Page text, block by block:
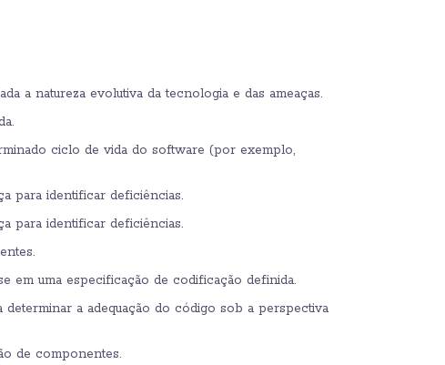
a natureza evolutiva da tecnologia e das ameaças.
ciclo de vida do software (por exemplo,
para identificar deficiências.
para identificar deficiências.
em uma especificação de codificação definida.
a adequação do código sob a perspectiva
de componentes.